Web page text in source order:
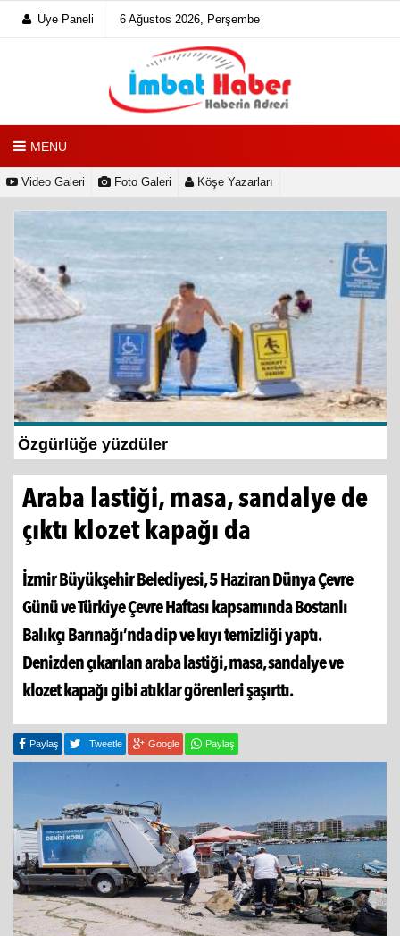
Üye Paneli 6 Ağustos 2026, Perşembe
MENU
Video Galeri Foto Galeri Köşe Yazarları
İzmir Büyükşehir Belediyesi’nden Zübeyde
Araba lastiği, masa, sandalye de
çıktı klozet kapağı da
İzmir Büyükşehir Belediyesi, 5 Haziran Dünya Çevre
Günü ve Türkiye Çevre Haftası kapsamında Bostanlı
Balıkçı Barınağı’nda dip ve kıyı temizliği yaptı.
Denizden çıkarılan araba lastiği, masa, sandalye ve
Paylaş Tweetle Google Paylaş